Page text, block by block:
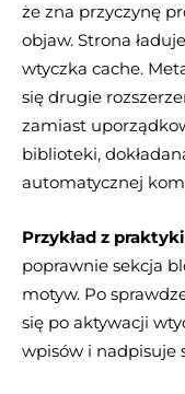
że zna przyczynę
objaw. Strona
wtyczka cache.
się drugie
zamiast
biblioteki,
automatycznej
Przykład z
poprawnie sekcja
motyw. Po
się po aktywacji
wpisów i nadpisuje